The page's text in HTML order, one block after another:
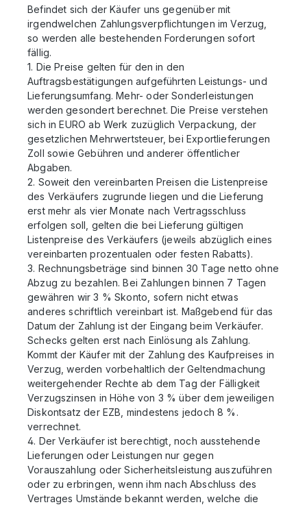
Befindet sich der Käufer uns gegenüber mit
irgendwelchen Zahlungsverpflichtungen im Verzug,
so werden alle bestehenden Forderungen sofort
fällig.
1. Die Preise gelten für den in den
Auftragsbestätigungen aufgeführten Leistungs- und
Lieferungsumfang. Mehr- oder Sonderleistungen
werden gesondert berechnet. Die Preise verstehen
sich inEURO ab Werk zuzüglich Verpackung, der
gesetzlichen Mehrwertsteuer, bei Exportlieferungen
Zoll sowie Gebühren und anderer öffentlicher
Abgaben.
2. Soweit den vereinbarten Preisen die Listenpreise
des Verkäufers zugrunde liegen und die Lieferung
erst mehr als vier Monate nach Vertragsschluss
erfolgen soll, gelten die bei Lieferung gültigen
Listenpreise des Verkäufers (jeweils abzüglich eines
vereinbarten prozentualen oder festen Rabatts).
3. Rechnungsbeträge sind binnen 30 Tage netto ohne
Abzug zu bezahlen. Bei Zahlungen binnen 7 Tagen
gewähren wir 3 % Skonto, sofern nicht etwas
anderes schriftlich vereinbart ist. Maßgebend für das
Datum der Zahlung ist der Eingang beim Verkäufer.
Schecks gelten erst nach Einlösung als Zahlung.
Kommt der Käufer mit der Zahlung des Kaufpreises in
Verzug, werden vorbehaltlich der Geltendmachung
weitergehender Rechte ab dem Tag der Fälligkeit
Verzugszinsen in Höhe von 3 % über dem jeweiligen
Diskontsatz der EZB , mindestens jedoch 8 %.
verrechnet.
4. Der Verkäufer ist berechtigt, noch ausstehende
Lieferungen oder Leistungen nur gegen
Vorauszahlung oder Sicherheitsleistung auszuführen
oder zu erbringen, wenn ihm nach Abschluss des
Vertrages Umstände bekannt werden, welche die